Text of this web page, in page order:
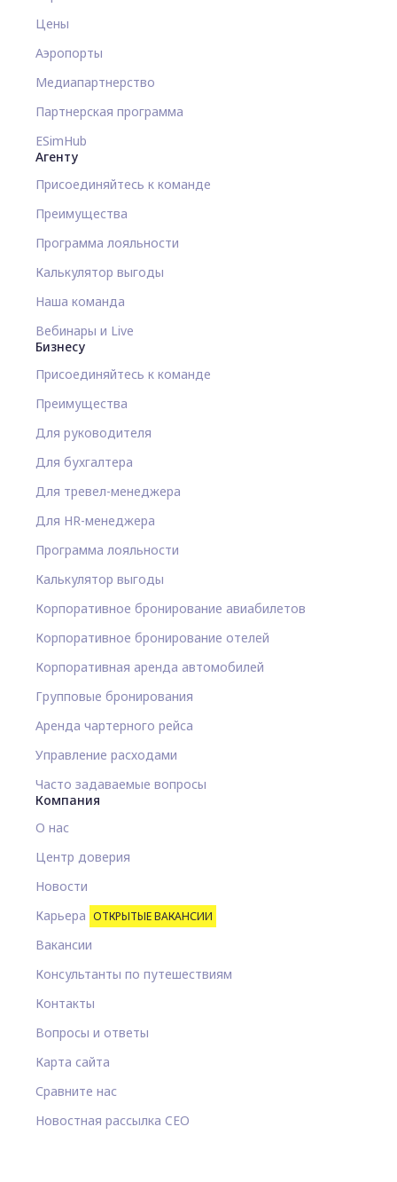
Цены
Аэропорты
Медиапартнерство
Партнерская программа
ESimHub
Агенту
Присоединяйтесь к команде
Преимущества
Программа лояльности
Калькулятор выгоды
Наша команда
Вебинары и Live
Бизнесу
Присоединяйтесь к команде
Преимущества
Для руководителя
Для бухгалтера
Для тревел-менеджера
Для HR-менеджера
Программа лояльности
Калькулятор выгоды
Корпоративное бронирование авиабилетов
Корпоративное бронирование отелей
Корпоративная аренда автомобилей
Групповые бронирования
Аренда чартерного рейса
Управление расходами
Часто задаваемые вопросы
Компания
О нас
Центр доверия
Новости
Карьера ОТКРЫТЫЕ ВАКАНСИИ
Вакансии
Консультанты по путешествиям
Контакты
Вопросы и ответы
Карта сайта
Сравните нас
Новостная рассылка CEO